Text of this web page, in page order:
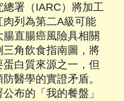
署（IARC）將加工
列為第二A級可能
直腸癌風險具相關
角飲食指南圖，將
白質來源之一，但
醫學的實證矛盾。
布的「我的餐盤」